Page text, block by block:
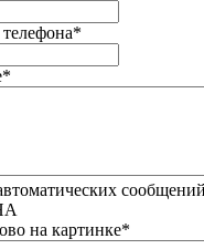
*
*
на картинке*